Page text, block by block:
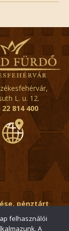
L. u. 12.
22 814 400
pénztárt
felhasználói
A